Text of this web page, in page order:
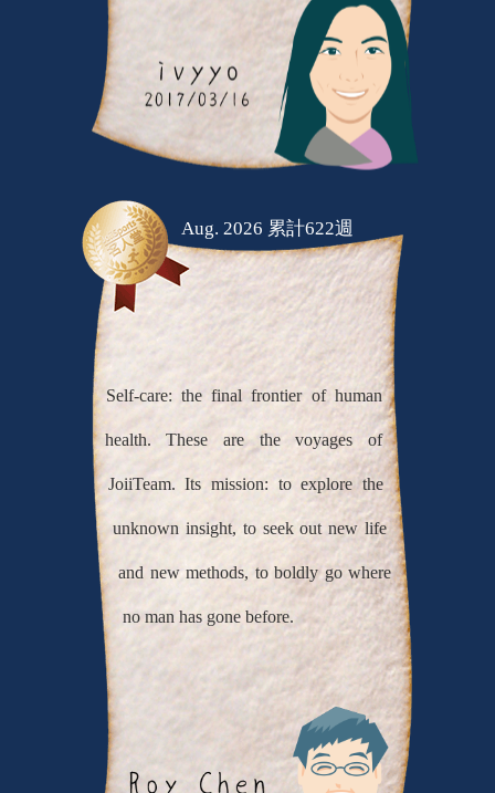
Aug. 2026 累計622週
Self-care: the final frontier of human
health. These are the voyages of
JoiiTeam. Its mission: to explore the
unknown insight, to seek out new life
and new methods, to boldly go where
no man has gone before.